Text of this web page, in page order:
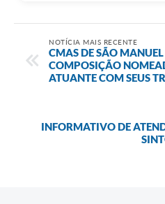
NOTÍCIA MAIS RECENTE
CMAS DE SÃO
COMPOSIÇÃO
ATUANTE COM SEUS
INFORMATIVO DE